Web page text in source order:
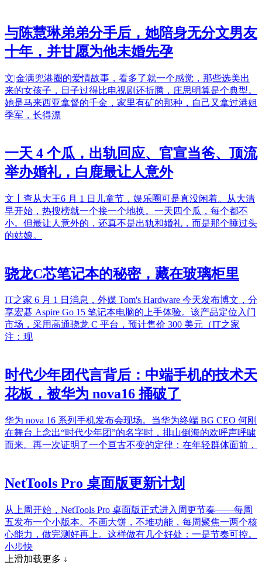
与陈慧琳弟弟分手后，她陪身无分文男友
十年，并甘愿为他未婚先孕
文|金满兜港圈的爱情故事，看多了就一个感觉，那些选美出
来的女孩子，日子过得比电视剧还折腾，庄思明算是个典型。
她是马来西亚拿督的千金，家里有矿的那种，自己又拿过港姐
季军，长得漂
一天 4 个瓜，出轨回应、官宣当爸、顶流
举办婚礼，白鹿最让人意外
文丨查从大王6 月 1 日儿童节，娱乐圈可是真没闲着。从大清
早开始，热搜榜就一个接一个地换。一天四个瓜，每个都不
小。但最让人意外的，还真不是出轨和婚礼，而是那个睡过头
的姑娘。
骁龙C芯笔记本的秘密，藏在玻璃柜里
IT之家 6 月 1 日消息，外媒 Tom's Hardware 今天发布博文，分
享宏碁 Aspire Go 15 笔记本电脑的上手体验。该产品定位入门
市场，采用高通骁龙 C 平台，预计售价 300 美元（IT之家
注：现
时代少年团代言背后：中端手机的技术天
花板，被华为 nova16 捅破了
华为 nova 16 系列手机发布会现场。当华为终端 BG CEO 何刚
在舞台上念出“时代少年团”的名字时，排山倒海的欢呼声呼啸
而来。再一次证明了一个亘古不变的定律：在年轻群体面前，
NetTools Pro 桌面版更新计划
从上周开始，NetTools Pro 桌面版正式进入周更节奏——每周
五发布一个小版本。不画大饼，不堆功能，每周聚焦一两个核
心能力，做完测好再上。这样做有几个好处：一是节奏可控。
小步快
上滑加载更多 ↓